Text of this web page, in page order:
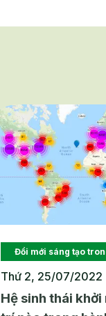
Đổi mới sáng tạo
Thứ 2, 25/07/2022
Hệ sinh thái